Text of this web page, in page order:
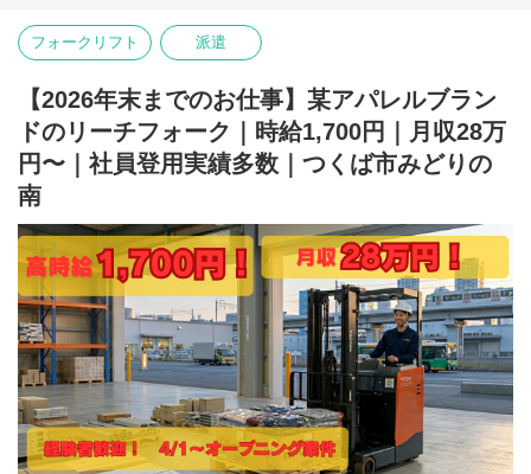
・多様なキャリアステップ可能(場合によっては本社へのキャリア
ステップも可能です◎)
ーーーーーーーーーーーーーーーー
【関東サービスとは？】
〇特徴その1 アットホームな雰囲気！
関東サービスは暖かさのある女性の方が社長です！
社長の「人財を大切に、スタッフ全員で1つの大家族」という考え
びと働いています◎
ちょっとした悩みも、当社のスタッフ達は親身になってきいてく
れます！
「仕事がうまくいかない」「プライベートで嫌なことがあった」
などなど、なんでも気軽に相談してみると、誰もが優しく励まし
たり、アドバイスをくれますよ◎
HPでも雰囲気がわかります！覗いてみてください！
https://www.kantou.co.jp/company/
相談だけでも全く問題ありません◎お気軽にお問合せください！
◆経験者歓迎◆手当多数◆高時給◆入社日相談◆残業なし
【業務】
〇業務内容
物流倉庫内にて、某アパレルブランドの入出荷業務をお願いし
ます！
フォークリフト経験があれば問題なく、お仕事に取り組んでい
ただけます。
早い者勝ちですので、お早めにご応募下さい！
〇アクセス
みらい平駅：車5分
※車・バイク・自転車通勤OK！！
【ポイント：社員の働きやすさを考える社風！】
目先の利益よりも、まずは働いているスタッフ第一という意識が
浸透した会社です！
スタッフの安全確保にはとても気を配っています。
安全に配慮していただけない案件から撤退するといったことも実
際にありました。
当社にはたくさんの勤務地があるので、違う勤務地へ移動するの
もOK！
フォークリフト 派遣
【2026年末までのお仕事】某アパレルブラン
ドのリーチフォーク｜時給1,700円｜月収28万
円〜｜社員登用実績多数｜つくば市みどりの
南